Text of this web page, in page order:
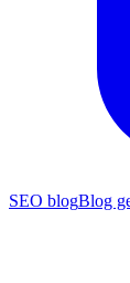
SEO blogBlog